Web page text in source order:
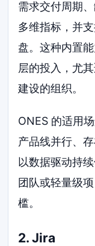
需求交付周期
多维指标，并
盘。这种内置
层的投入，尤
建设的组织。
ONES 的适用
产品线并行、
以数据驱动持
团队或轻量级
槛。
2. Jira